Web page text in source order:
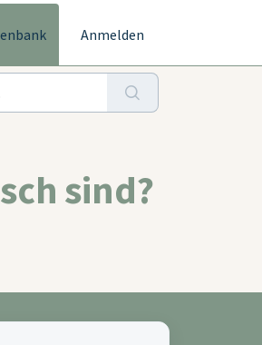
Anmelden
sind?